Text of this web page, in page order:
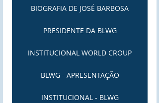
BIOGRAFIA DE JOSÉ BARBOSA
PRESIDENTE DA BLWG
INSTITUCIONAL WORLD CROUP
BLWG - APRESENTAÇÃO
INSTITUCIONAL - BLWG